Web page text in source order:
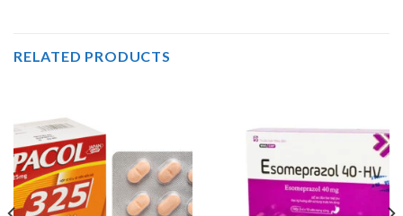
RELATED PRODUCTS